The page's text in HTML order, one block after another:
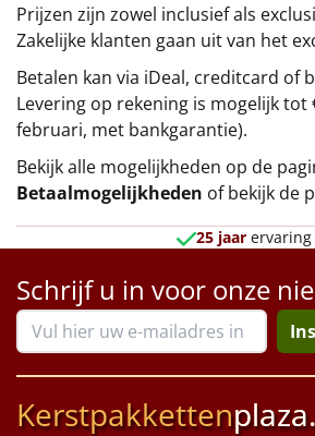
Prijzen zijn zowel inclusief als
Zakelijke klanten gaan uit van het
Betalen kan via iDeal, creditcard of
Levering op rekening is mogelijk tot
februari, met bankgarantie).
Bekijk alle mogelijkheden op de
Betaalmogelijkheden of bekijk de
25 jaar ervaring
Schrijf u in voor onze
Kerstpakketten